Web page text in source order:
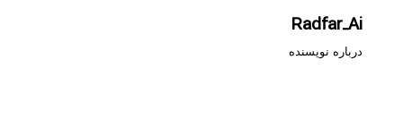
Radfar_Ai
درباره نویسنده